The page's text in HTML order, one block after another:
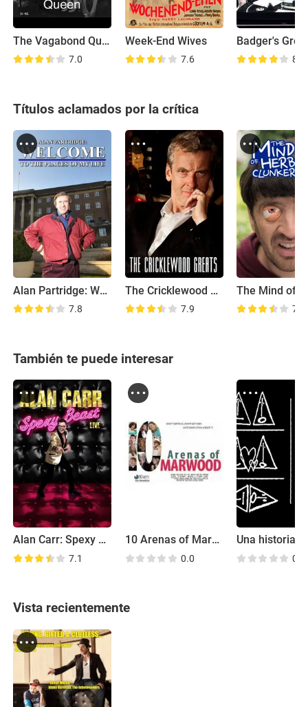
The Vagabond Queen
7.0
Week-End Wives
7.6
Badger's
8.0
Títulos aclamados por la crítica
Alan Partridge: Welcome to the Places of My Life
7.8
The Cricklewood Greats
7.9 7.8
También te puede interesar
Alan Carr: Spexy Beast Live
7.1
10 Arenas of Marwood
0.0 0.0
Vista recientemente